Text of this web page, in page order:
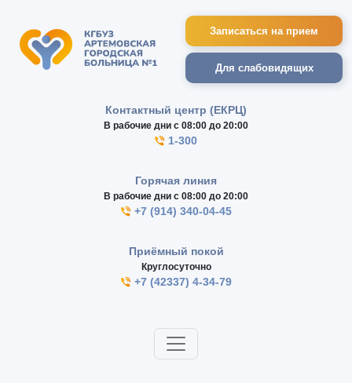
Записаться на прием
Для слабовидящих
Контактный центр (ЕКРЦ)
В рабочие дни с 08:00 до 20:00
1-300
Горячая линия
В рабочие дни с 08:00 до 20:00
+7 (914) 340-04-45
Приёмный покой
Круглосуточно
+7 (42337) 4-34-79